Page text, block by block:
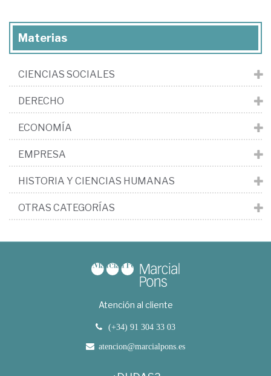
Materias
CIENCIAS SOCIALES
DERECHO
ECONOMÍA
EMPRESA
HISTORIA Y CIENCIAS HUMANAS
OTRAS CATEGORÍAS
Atención al cliente
(+34) 91 304 33 03
atencion@marcialpons.es